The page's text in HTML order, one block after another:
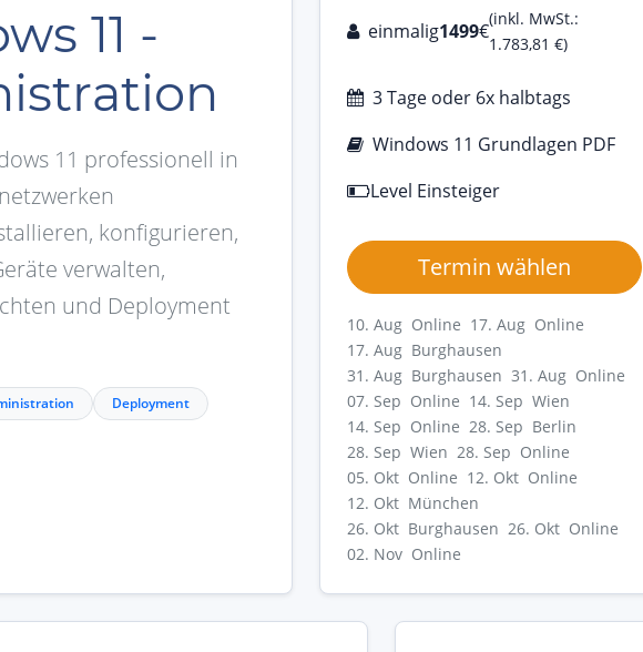
11 -
11 professionell in
konfigurieren,
verwalten,
und Deployment
Deployment
einmalig1499€
(inkl. MwSt.:
1.783,81 €)
3 Tage oder 6x halbtags
Windows 11 Grundlagen PDF
Level Einsteiger
Termin wählen
10. Aug Online 17. Aug Online
17. Aug Burghausen
31. Aug Burghausen 31. Aug Online
07. Sep Online 14. Sep Wien
14. Sep Online 28. Sep Berlin
28. Sep Wien 28. Sep Online
05. Okt Online 12. Okt Online
12. Okt München
26. Okt Burghausen 26. Okt Online
02. Nov Online